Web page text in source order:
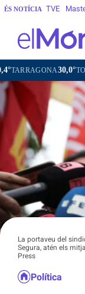
ÉS NOTÍCIA TVE
30,0°TORTOSA
La portaveu del
Segura, atén els
Press
Política